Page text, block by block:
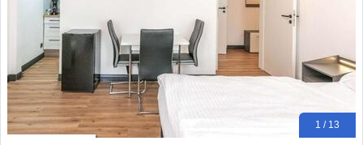
1 / 13